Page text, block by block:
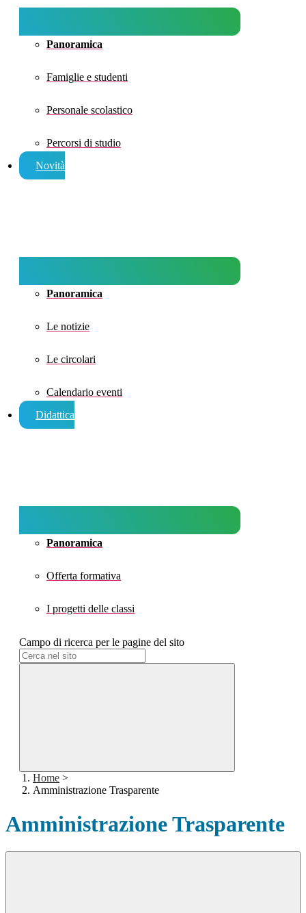
Panoramica
Famiglie e studenti
Personale scolastico
Percorsi di studio
Novità
Panoramica
Le notizie
Le circolari
Calendario eventi
Didattica
Panoramica
Offerta formativa
I progetti delle classi
Campo di ricerca per le pagine del sito
Home >
Amministrazione Trasparente
Amministrazione Trasparente